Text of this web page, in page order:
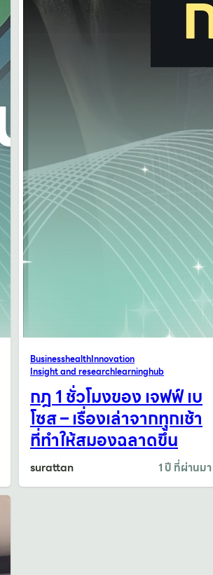
BusinesshealthInnovation
Insight and researchlearninghub
กฎ 1 ชั่วโมงของ เจฟฟ์ เบ
โซส – เรื่องเล่าจากทุกเช้า
ที่ทำให้สมองฉลาดขึ้น
surattan 1 ปี ที่ผ่านมา